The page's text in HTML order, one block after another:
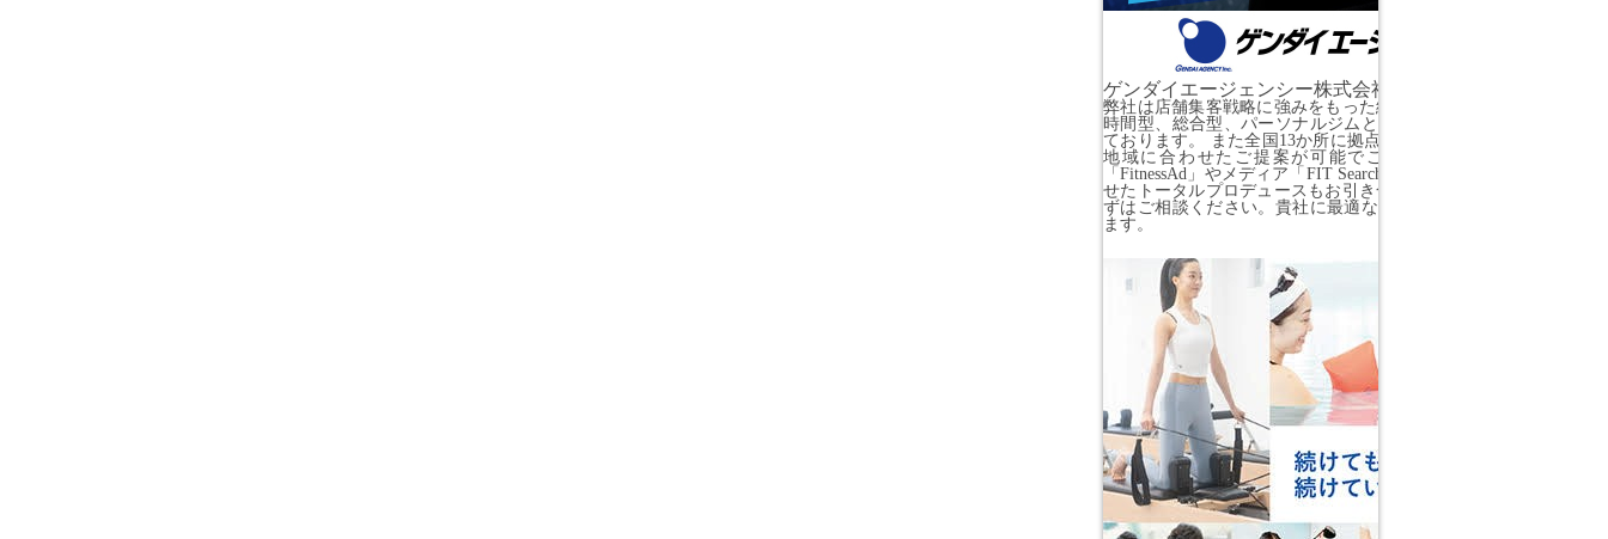
ゲンダイエージェンシー株式会社
弊社は店舗集客戦略に強みをもった総合広告会社になります。 現
時間型、総合型、パーソナルジムと幅広い業態の集客支援をさせ
ております。 また全国13か所に拠点、オフィスを持っております
地域に合わせたご提案が可能でございます。 弊社独自の配
「FitnessAd」やメディア「FIT Search」「IDEAL」「FITLU」など
せたトータルプロデュースもお引き合い頂けている理由の１つで
ずはご相談ください。貴社に最適なプラン、予算のご提案をさせ
ます。